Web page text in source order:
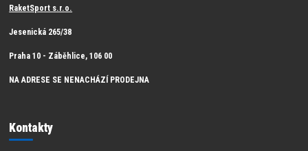
RaketSport s.r.o.
Jesenická 265/38
Praha 10 - Záběhlice, 106 00
NA ADRESE SE NENACHÁZÍ PRODEJNA
Kontakty